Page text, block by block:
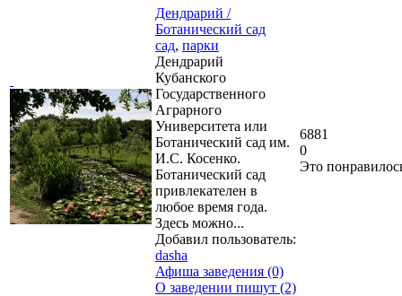
Дендрарий /
Ботанический сад
сад, парки
Дендрарий
Кубанского
Государственного
Аграрного
Университета или
Ботанический сад им.
И.С. Косенко.
Ботанический сад
привлекателен в
любое время года.
Здесь можно...
Добавил пользователь:
dasha
Афиша заведения (0)
О заведении пишут (2)
6881
0
Это